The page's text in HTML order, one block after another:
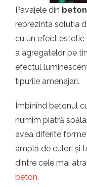
Pavajele din
reprezinta solutia
cu un efect estetic
a agregatelor pe
efectul
tipurile amenajari.
Îmbinînd betonul
numim piatră
avea diferite
amplă de culori și
dintre cele mai
beton.